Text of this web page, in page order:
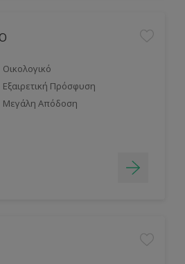
Οικολογικό
Εξαιρετική Πρόσφυση
Μεγάλη Απόδοση